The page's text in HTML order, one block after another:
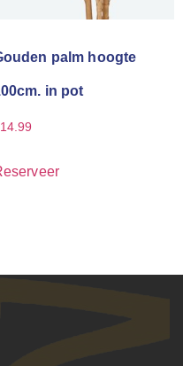
palm hoogte
in pot
14.99